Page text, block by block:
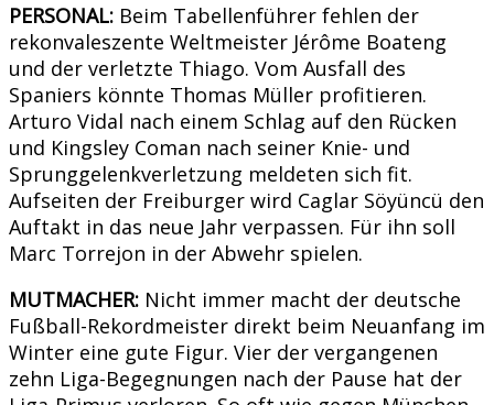
PERSONAL: Beim Tabellenführer fehlen der
rekonvaleszente Weltmeister Jérôme Boateng
und der verletzte Thiago. Vom Ausfall des
Spaniers könnte Thomas Müller profitieren.
Arturo Vidal nach einem Schlag auf den Rücken
und Kingsley Coman nach seiner Knie- und
Sprunggelenkverletzung meldeten sich fit.
Aufseiten der Freiburger wird Caglar Söyüncü den
Auftakt in das neue Jahr verpassen. Für ihn soll
Marc Torrejon in der Abwehr spielen.
MUTMACHER: Nicht immer macht der deutsche
Fußball-Rekordmeister direkt beim Neuanfang im
Winter eine gute Figur. Vier der vergangenen
zehn Liga-Begegnungen nach der Pause hat der